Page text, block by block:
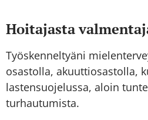
Hoitajasta
Työskenneltyäni
osastolla, akuuttiosastolla,
lastensuojelussa, aloin
turhautumista.